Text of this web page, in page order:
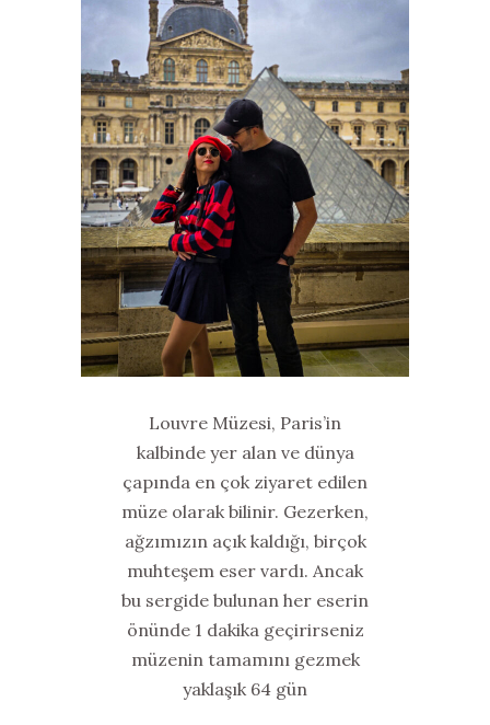
Louvre Müzesi, Paris’in
kalbinde yer alan ve dünya
çapında en çok ziyaret edilen
müze olarak bilinir. Gezerken,
ağzımızın açık kaldığı, birçok
muhteşem eser vardı. Ancak
bu sergide bulunan her eserin
önünde 1 dakika geçirirseniz
müzenin tamamını gezmek
yaklaşık 64 gün